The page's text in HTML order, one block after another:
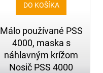
DO KOŠÍKA
Málo používané PSS
4000, maska s
náhlavným krížom
Nosič PSS 4000